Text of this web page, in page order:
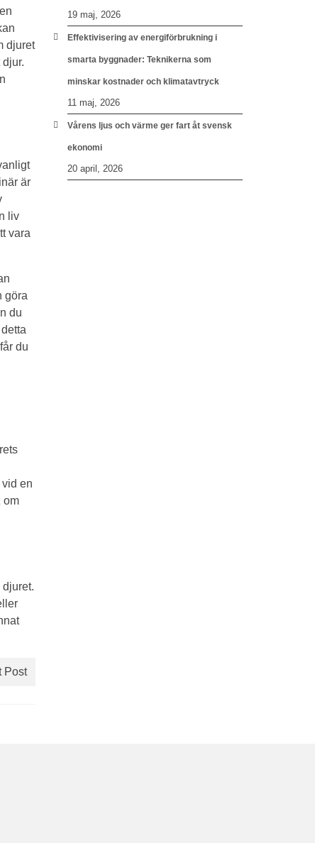
djuret
är
liv
vara
göra
du
du
en
om
Post
19 maj, 2026
Effektivisering av energiförbrukning i
smarta byggnader: Teknikerna som
minskar kostnader och klimatavtryck
11 maj, 2026
Vårens ljus och värme ger fart åt svensk
ekonomi
20 april, 2026